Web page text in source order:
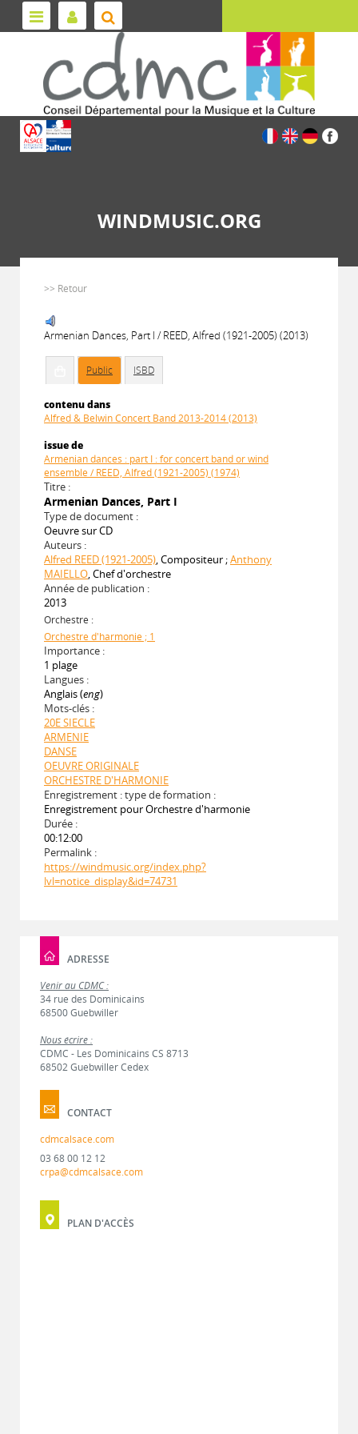
WINDMUSIC.ORG
>> Retour
Armenian Dances, Part I / REED, Alfred (1921-2005) (2013)
Public ISBD
contenu dans
Alfred & Belwin Concert Band 2013-2014 (2013)
issue de
Armenian dances : part I : for concert band or wind
ensemble / REED, Alfred (1921-2005) (1974)
Titre :
Armenian Dances, Part I
Type de document :
Oeuvre sur CD
Auteurs :
Alfred REED (1921-2005), Compositeur ;Anthony
MAIELLO, Chef d'orchestre
Année de publication :
2013
Orchestre :
Orchestre d'harmonie ; 1
Importance :
1 plage
Langues :
Anglais (eng)
Mots-clés :
20E SIECLE
ARMENIE
DANSE
OEUVRE ORIGINALE
ORCHESTRE D'HARMONIE
Enregistrement : type de formation :
Enregistrement pour Orchestre d'harmonie
Durée :
00:12:00
Permalink :
https://windmusic.org/index.php?
lvl=notice_display&id=74731
ADRESSE
Venir au CDMC :
34 rue des Dominicains
68500 Guebwiller
Nous écrire :
CDMC - Les Dominicains CS 8713
68502 Guebwiller Cedex
CONTACT
cdmcalsace.com
03 68 00 12 12
crpa@cdmcalsace.com
PLAN D'ACCÈS